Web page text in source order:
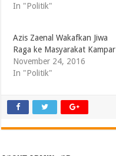
In "Politik"
Azis Zaenal Wakafkan Jiwa
Raga ke Masyarakat Kampar
November 24, 2016
In "Politik"